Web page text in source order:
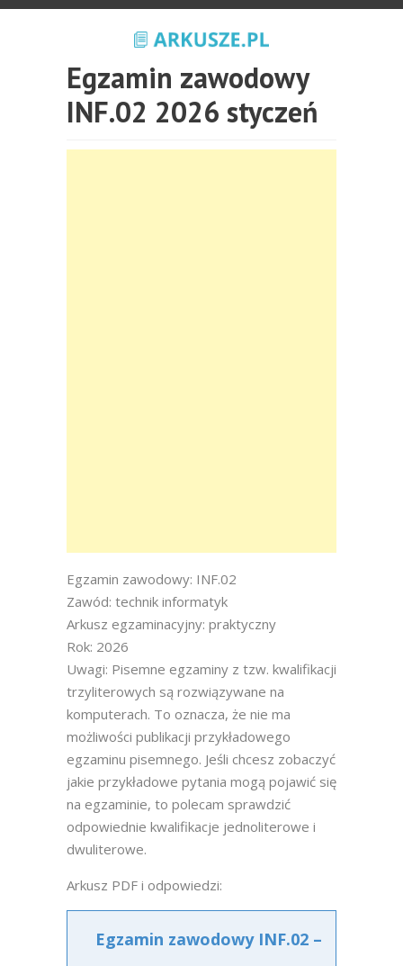
Egzamin zawodowy
INF.02 2026 styczeń
Egzamin zawodowy: INF.02
Zawód: technik informatyk
Arkusz egzaminacyjny: praktyczny
Rok: 2026
Uwagi: Pisemne egzaminy z tzw. kwalifikacji
trzyliterowych są rozwiązywane na
komputerach. To oznacza, że nie ma
możliwości publikacji przykładowego
egzaminu pisemnego. Jeśli chcesz zobaczyć
jakie przykładowe pytania mogą pojawić się
na egzaminie, to polecam sprawdzić
odpowiednie kwalifikacje jednoliterowe i
dwuliterowe.
Arkusz PDF i odpowiedzi:
Egzamin zawodowy INF.02 –